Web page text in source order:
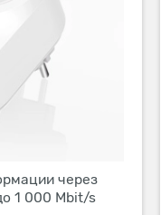
через
1 000 Mbit/s